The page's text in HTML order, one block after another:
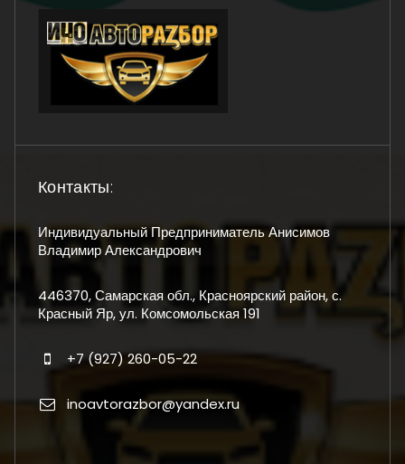
Контакты:
Индивидуальный Предприниматель Анисимов
Владимир Александрович
446370, Самарская обл., Красноярский район, с.
Красный Яр, ул. Комсомольская 191
+7 (927) 260-05-22
inoavtorazbor@yandex.ru